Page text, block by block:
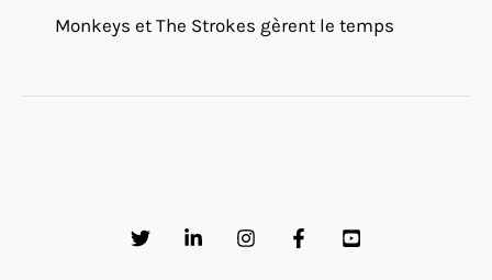
Monkeys et The Strokes gèrent le temps